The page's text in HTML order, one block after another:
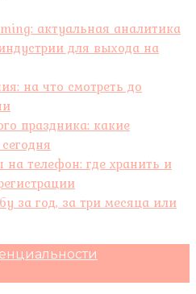
актуальная аналитика
для выхода на
на что смотреть до
праздника: какие
на телефон: где хранить и
за год, за три месяца или